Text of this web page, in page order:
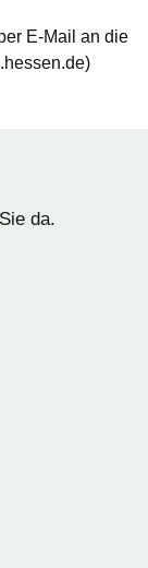
E-Mail an die
da.